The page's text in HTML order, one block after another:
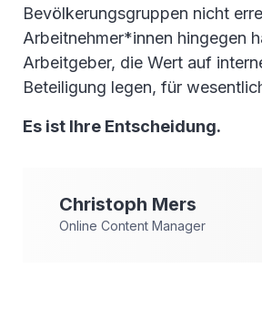
Bevölkerungsgruppen nicht
Arbeitnehmer*innen hingegen
Arbeitgeber, die Wert auf
Beteiligung legen, für
Es ist Ihre Entscheidung.
Christoph Mers
Online Content Manager